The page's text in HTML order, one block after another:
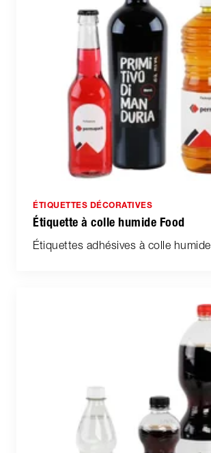
ÉTIQUETTES DÉCORATIVES
Étiquette à colle humide Food
Étiquettes adhésives à colle humide